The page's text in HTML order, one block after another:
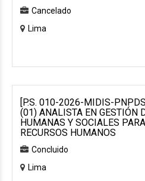
Cancelado
Lima
[P.S. 010-2026-MIDIS-
(01) ANALISTA EN GESTIÓN
HUMANAS Y SOCIALES
RECURSOS HUMANOS
Concluido
Lima